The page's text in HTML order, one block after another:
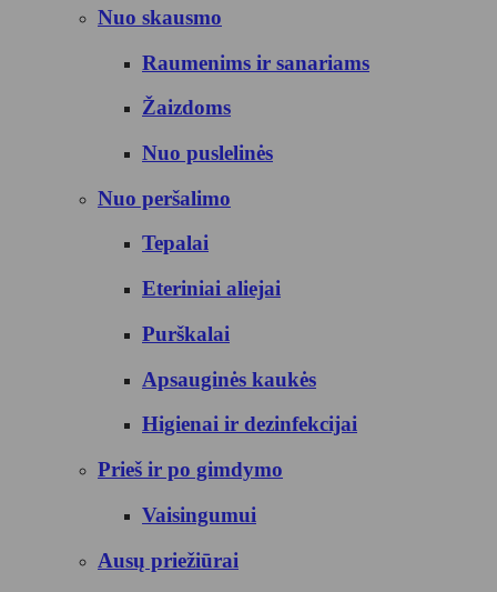
Nuo skausmo
Raumenims ir sanariams
Žaizdoms
Nuo puslelinės
Nuo peršalimo
Tepalai
Eteriniai aliejai
Purškalai
Apsauginės kaukės
Higienai ir dezinfekcijai
Prieš ir po gimdymo
Vaisingumui
Ausų priežiūrai